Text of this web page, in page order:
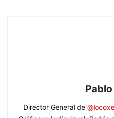
Director General de